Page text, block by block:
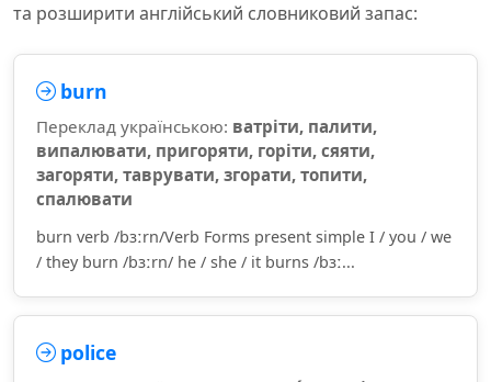
та розширити англійський словниковий запас:
burn
Переклад українською: ватріти, палити,
випалювати, пригоряти, горіти, сяяти,
загоряти, таврувати, згорати, топити,
спалювати
burn verb /bɜːrn/Verb Forms present simple I / you / we
/ they burn /bɜːrn/ he / she / it burns /bɜː...
police